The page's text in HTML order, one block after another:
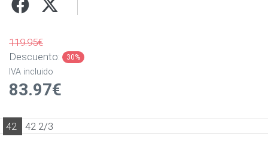
119.95€
Descuento:
30%
IVA incluido
83.97€
42 42 2/3